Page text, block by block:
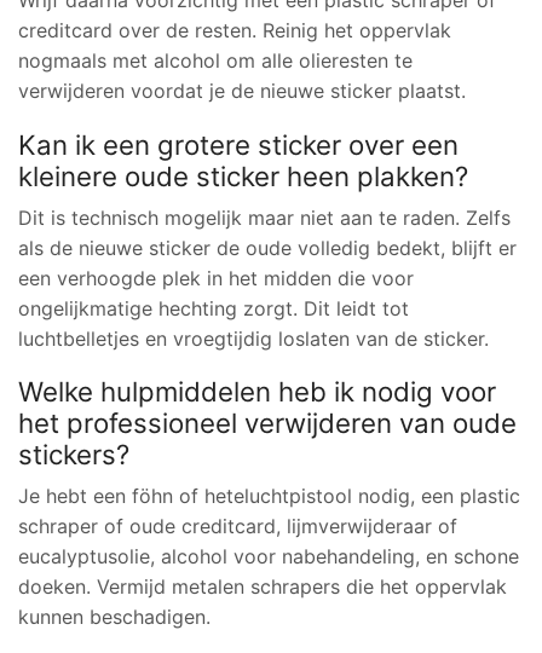
creditcard over de resten. Reinig het oppervlak
nogmaals met alcohol om alle olieresten te
verwijderen voordat je de nieuwe sticker plaatst.
Kan ik een grotere sticker over een
kleinere oude sticker heen plakken?
Dit is technisch mogelijk maar niet aan te raden. Zelfs
als de nieuwe sticker de oude volledig bedekt, blijft er
een verhoogde plek in het midden die voor
ongelijkmatige hechting zorgt. Dit leidt tot
luchtbelletjes en vroegtijdig loslaten van de sticker.
Welke hulpmiddelen heb ik nodig voor
het professioneel verwijderen van oude
stickers?
Je hebt een föhn of heteluchtpistool nodig, een plastic
schraper of oude creditcard, lijmverwijderaar of
eucalyptusolie, alcohol voor nabehandeling, en schone
doeken. Vermijd metalen schrapers die het oppervlak
kunnen beschadigen.